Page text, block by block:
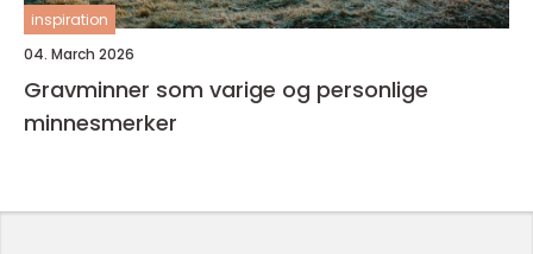
inspiration
04. March 2026
Gravminner som varige og personlige
minnesmerker